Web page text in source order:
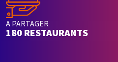
A PARTAGER
180 RESTAURANTS